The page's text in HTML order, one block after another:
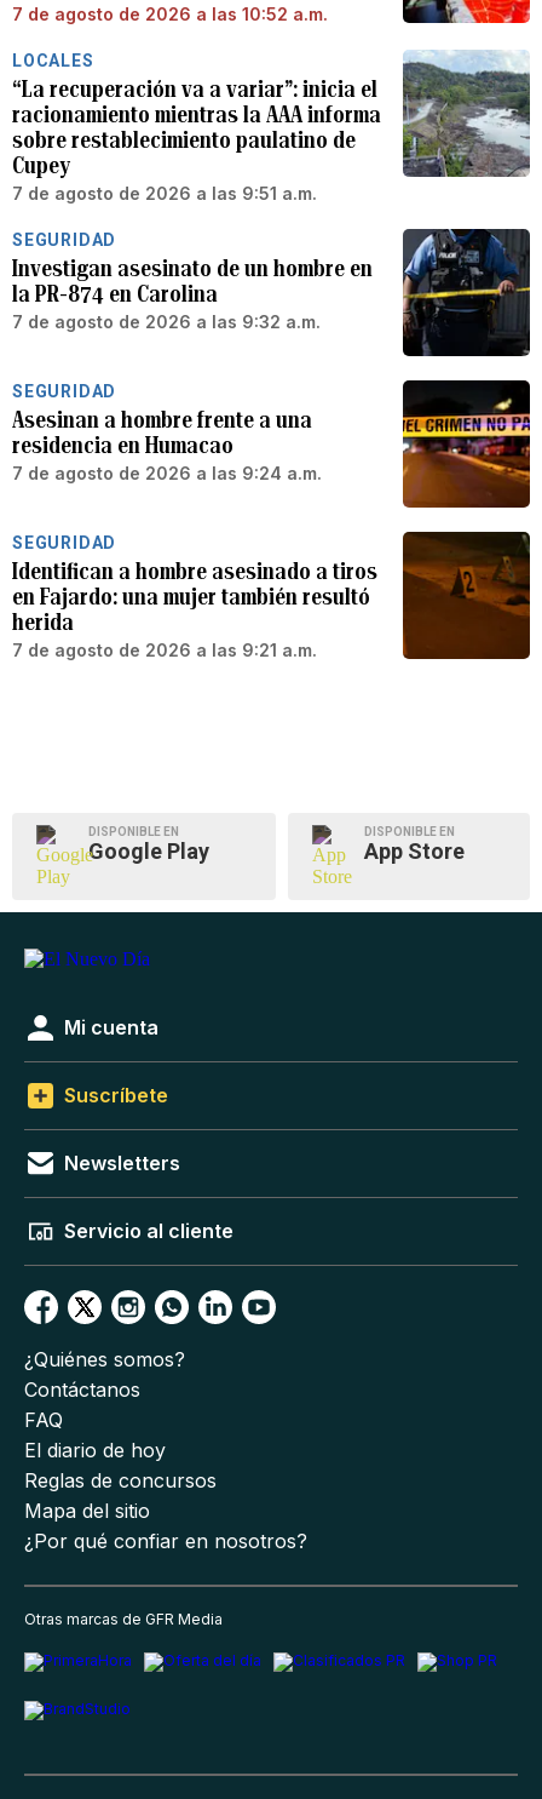
7 de agosto de 2026 a las 10:52 a.m.
LOCALES
“La recuperación va a variar”: inicia el
racionamiento mientras la AAA informa
sobre restablecimiento paulatino de
Cupey
7 de agosto de 2026 a las 9:51 a.m.
SEGURIDAD
Investigan asesinato de un hombre en
la PR-874 en Carolina
7 de agosto de 2026 a las 9:32 a.m.
SEGURIDAD
Asesinan a hombre frente a una
residencia en Humacao
7 de agosto de 2026 a las 9:24 a.m.
SEGURIDAD
Identifican a hombre asesinado a tiros
en Fajardo: una mujer también resultó
herida
7 de agosto de 2026 a las 9:21 a.m.
DISPONIBLE EN
Google Play
DISPONIBLE EN
App Store
Mi cuenta
Suscríbete
Newsletters
Servicio al cliente
¿Quiénes somos?
Contáctanos
FAQ
El diario de hoy
Reglas de concursos
Mapa del sitio
¿Por qué confiar en nosotros?
Otras marcas de GFR Media